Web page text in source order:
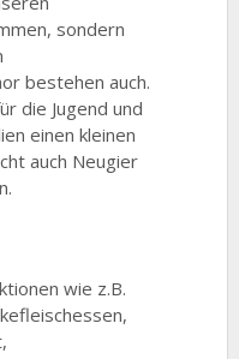
sondern
bestehen auch.
die Jugend und
einen kleinen
auch Neugier
wie z.B.